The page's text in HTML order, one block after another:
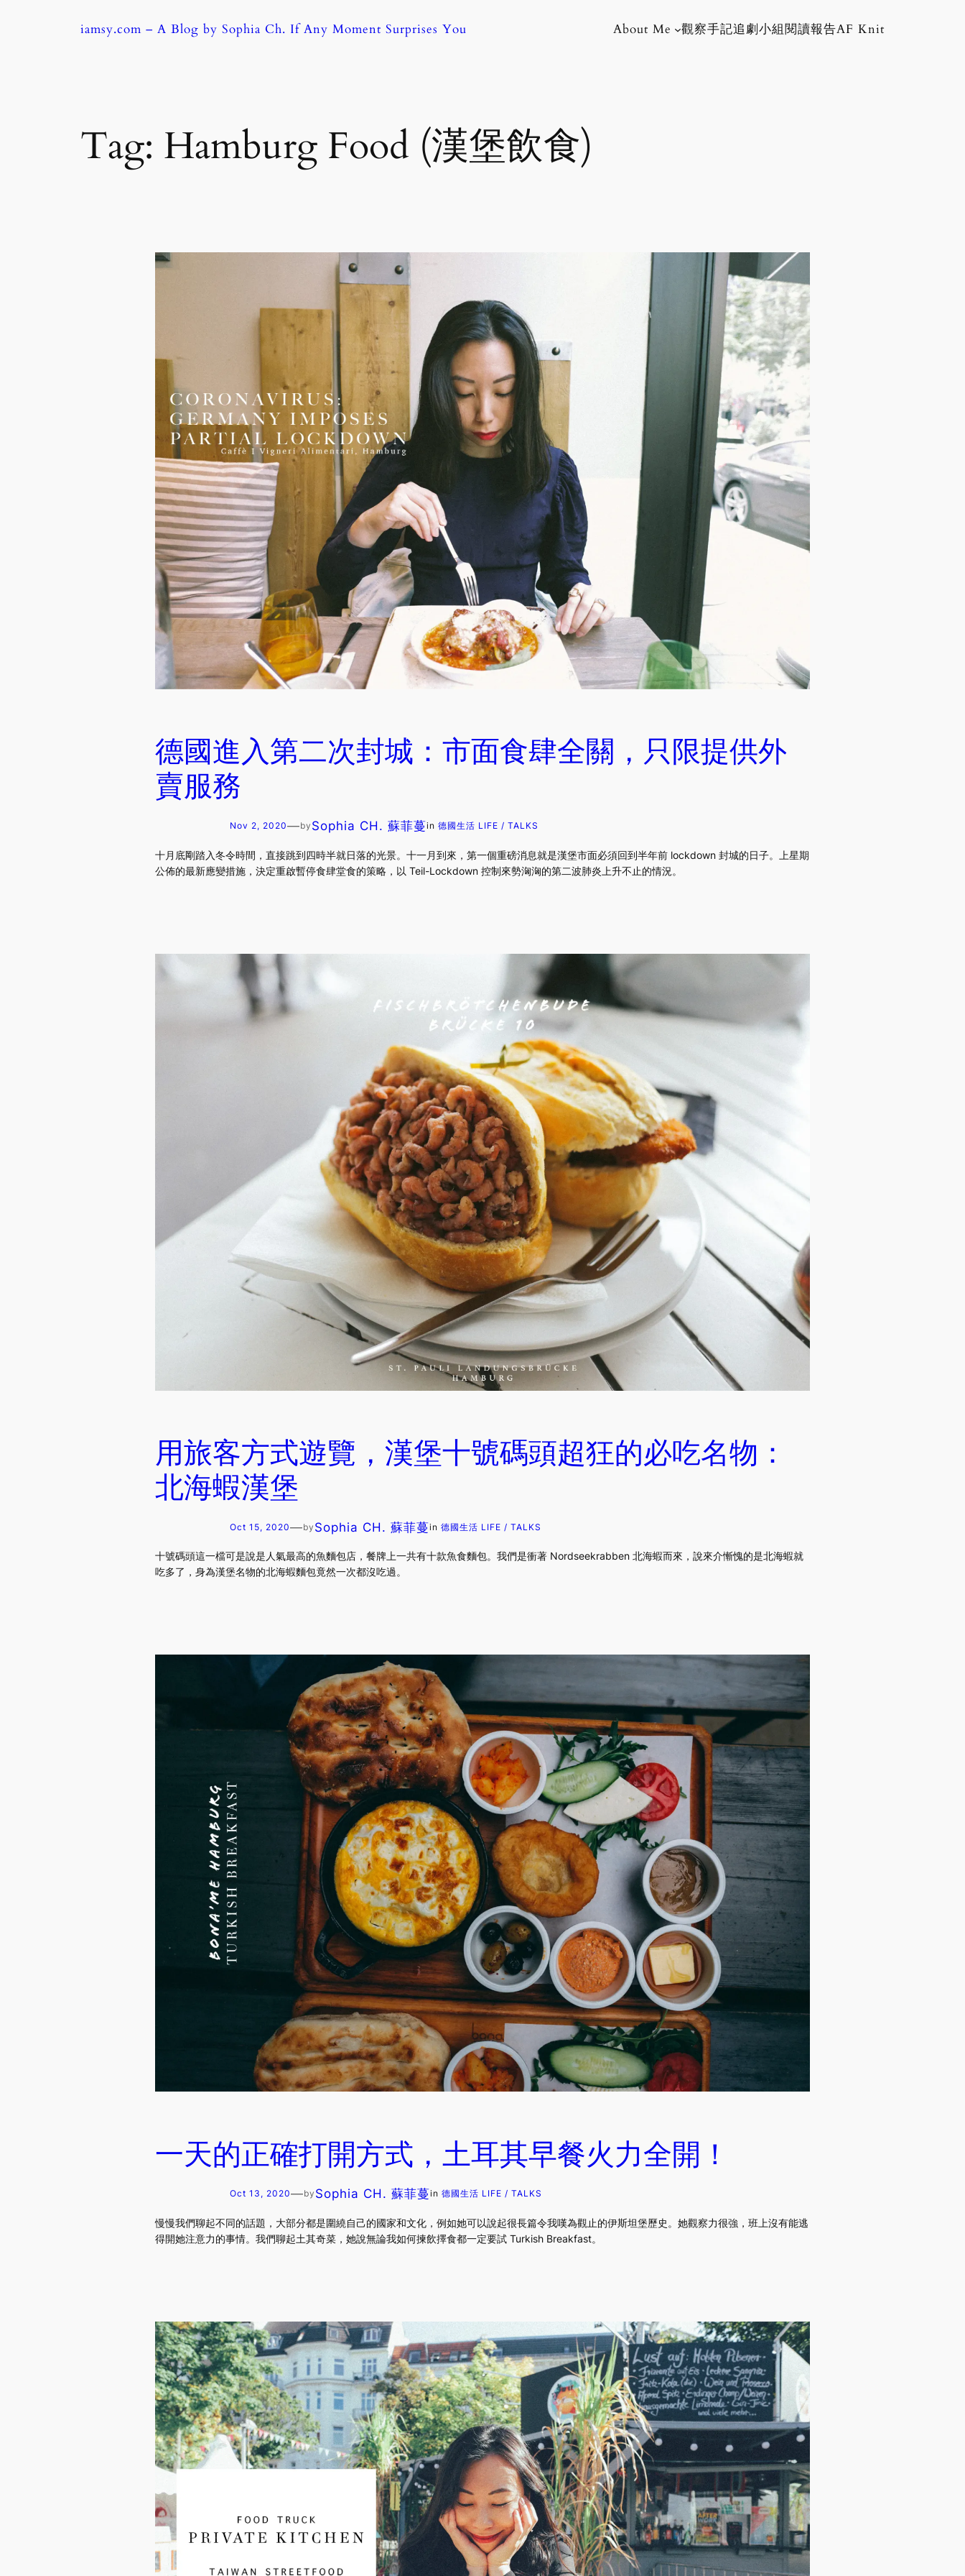
iamsy.com – A Blog by Sophia Ch. If Any Moment Surprises You About Me 觀察手記追劇小組閱讀報告AF Knit
Tag: Hamburg Food (漢堡飲食)
德國進入第二次封城：市面食肆全關，只限提供外
賣服務
Nov 2, 2020—by Sophia CH. 蘇菲蔓in 德國生活 LIFE / TALKS
十月底剛踏入冬令時間，直接跳到四時半就日落的光景。十一月到來，第一個重磅消息就是漢堡市面必須回到半年前 lockdown 封城的日子。上星期
公佈的最新應變措施，決定重啟暫停食肆堂食的策略，以 Teil-Lockdown 控制來勢洶洶的第二波肺炎上升不止的情況。
用旅客方式遊覽，漢堡十號碼頭超狂的必吃名物：
北海蝦漢堡
Oct 15, 2020—by Sophia CH. 蘇菲蔓in 德國生活 LIFE / TALKS
十號碼頭這一檔可是說是人氣最高的魚麵包店，餐牌上一共有十款魚食麵包。我們是衝著 Nordseekrabben 北海蝦而來，說來介慚愧的是北海蝦就
吃多了，身為漢堡名物的北海蝦麵包竟然一次都沒吃過。
一天的正確打開方式，土耳其早餐火力全開！
Oct 13, 2020—by Sophia CH. 蘇菲蔓in 德國生活 LIFE / TALKS
慢慢我們聊起不同的話題，大部分都是圍繞自己的國家和文化，例如她可以說起很長篇令我嘆為觀止的伊斯坦堡歷史。她觀察力很強，班上沒有能逃
得開她注意力的事情。我們聊起土其奇菜，她說無論我如何揀飲擇食都一定要試 Turkish Breakfast。